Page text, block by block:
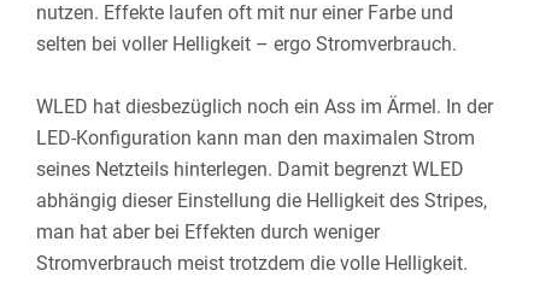
nutzen. Effekte laufen oft mit nur einer Farbe und
selten bei voller Helligkeit – ergo Stromverbrauch.
WLED hat diesbezüglich noch ein Ass im Ärmel. In der
LED-Konfiguration kann man den maximalen Strom
seines Netzteils hinterlegen. Damit begrenzt WLED
abhängig dieser Einstellung die Helligkeit des Stripes,
man hat aber bei Effekten durch weniger
Stromverbrauch meist trotzdem die volle Helligkeit.